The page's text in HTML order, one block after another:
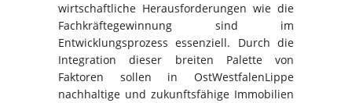
wirtschaftliche Herausforderungen wie die
Fachkräftegewinnung sind im
Entwicklungsprozess essenziell. Durch die
Integration dieser breiten Palette von
Faktoren sollen in OstWestfalenLippe
nachhaltige und zukunftsfähige Immobilien